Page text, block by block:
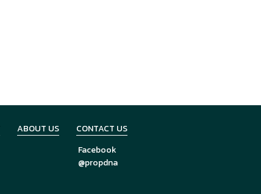
ABOUT US
CONTACT US
Facebook
@propdna